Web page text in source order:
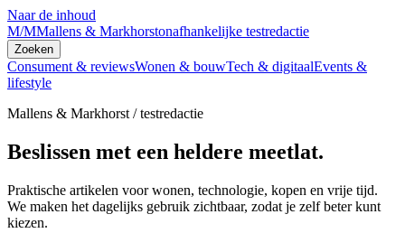
Naar de inhoud
M/MMallens & Markhorstonafhankelijke testredactie
Zoeken
Consument & reviewsWonen & bouwTech & digitaalEvents &
lifestyle
Mallens & Markhorst / testredactie
Beslissen met een heldere meetlat.
Praktische artikelen voor wonen, technologie, kopen en vrije tijd.
We maken het dagelijks gebruik zichtbaar, zodat je zelf beter kunt
kiezen.